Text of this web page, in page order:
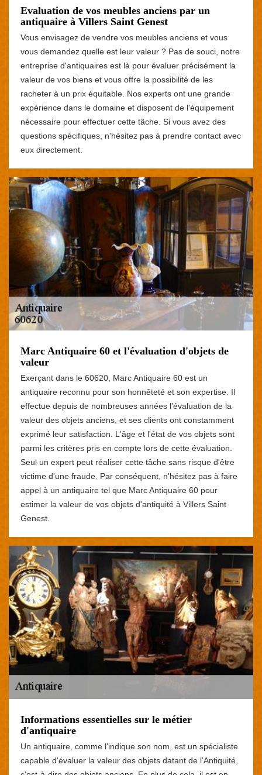
Evaluation de vos meubles anciens par un
antiquaire à Villers Saint Genest
Vous envisagez de vendre vos meubles anciens et vous
vous demandez quelle est leur valeur ? Pas de souci, notre
entreprise d'antiquaires est là pour évaluer précisément la
valeur de vos biens et vous offre la possibilité de les
racheter à un prix équitable. Nos experts ont une grande
expérience dans le domaine et disposent de l'équipement
nécessaire pour effectuer cette tâche. Si vous avez des
questions spécifiques, n'hésitez pas à prendre contact avec
eux directement.
Marc Antiquaire 60 et l'évaluation d'objets de
valeur
Exerçant dans le 60620, Marc Antiquaire 60 est un
antiquaire reconnu pour son honnêteté et son expertise. Il
effectue depuis de nombreuses années l'évaluation de la
valeur des objets anciens, et ses clients ont constamment
exprimé leur satisfaction. L'âge et l'état de vos objets sont
parmi les critères pris en compte lors de cette évaluation.
Seul un expert peut réaliser cette tâche sans risque d'être
victime d'une fraude. Par conséquent, n'hésitez pas à faire
appel à un antiquaire tel que Marc Antiquaire 60 pour
estimer la valeur de vos objets d'antiquité à Villers Saint
Genest.
Informations essentielles sur le métier
d'antiquaire
Un antiquaire, comme l'indique son nom, est un spécialiste
capable d'évaluer la valeur des objets datant de l'Antiquité,